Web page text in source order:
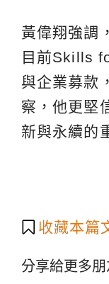
黃偉翔強調
目前Skills
與企業募款
察，他更堅
新與永續的
收藏本篇
分享給更多朋